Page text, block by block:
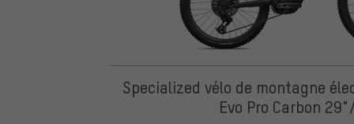
Specialized vélo de montagne
Evo Pro Carbon